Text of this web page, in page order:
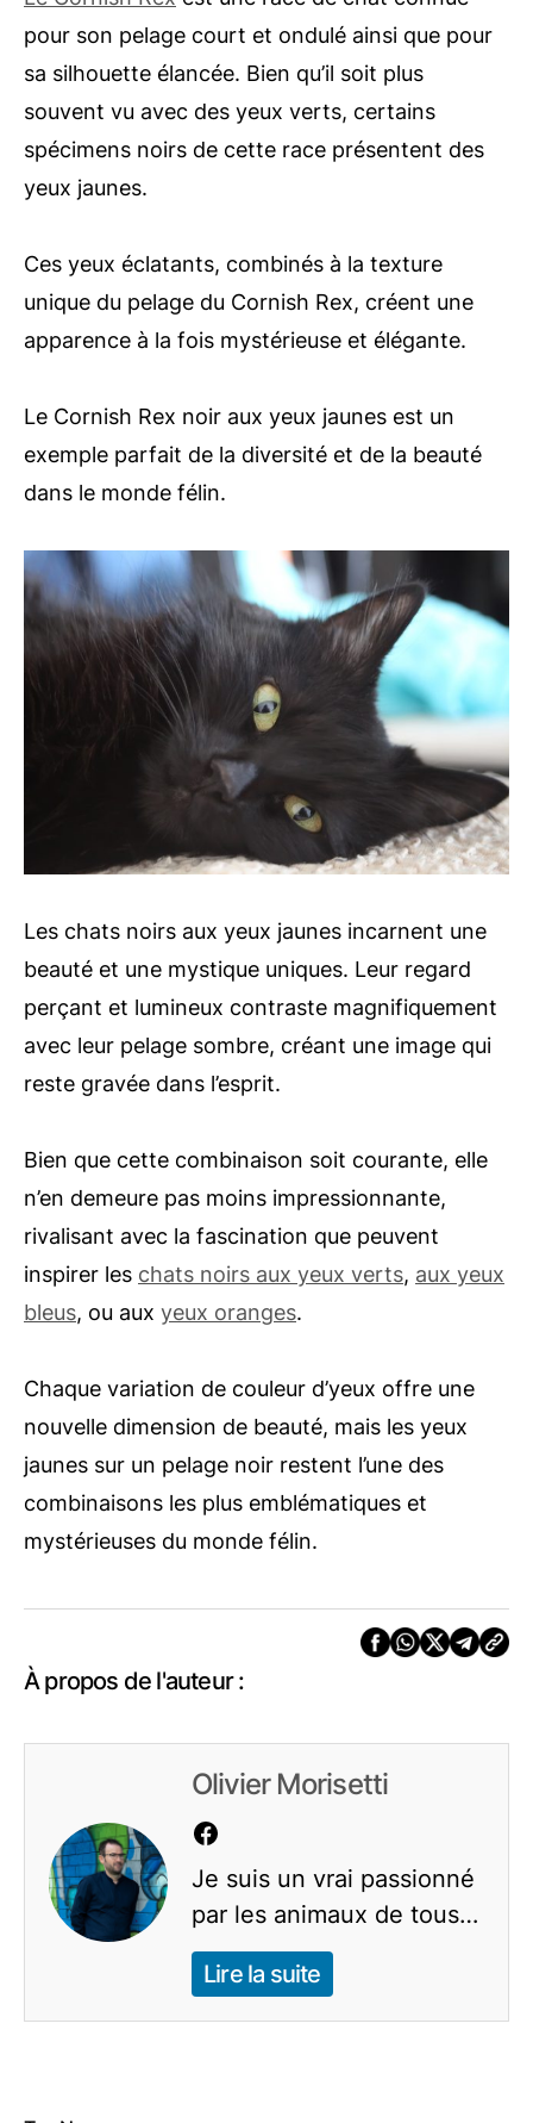
pour son pelage court et ondulé ainsi que pour
sa silhouette élancée. Bien qu’il soit plus
souvent vu avec des yeux verts, certains
spécimens noirs de cette race présentent des
yeux jaunes.
Ces yeux éclatants, combinés à la texture
unique du pelage du Cornish Rex, créent une
apparence à la fois mystérieuse et élégante.
Le Cornish Rex noir aux yeux jaunes est un
exemple parfait de la diversité et de la beauté
dans le monde félin.
Les chats noirs aux yeux jaunes incarnent une
beauté et une mystique uniques. Leur regard
perçant et lumineux contraste magnifiquement
avec leur pelage sombre, créant une image qui
reste gravée dans l’esprit.
Bien que cette combinaison soit courante, elle
n’en demeure pas moins impressionnante,
rivalisant avec la fascination que peuvent
inspirer les chats noirs aux yeux verts, aux yeux
bleus, ou aux yeux oranges.
Chaque variation de couleur d’yeux offre une
nouvelle dimension de beauté, mais les yeux
jaunes sur un pelage noir restent l’une des
combinaisons les plus emblématiques et
mystérieuses du monde félin.
À propos de l'auteur :
Olivier Morisetti
Je suis un vrai passionné
par les animaux de tous
poils. Les chats, chiens,
rongeurs, oiseaux,
poissons d'aquarium et
Lire la suite